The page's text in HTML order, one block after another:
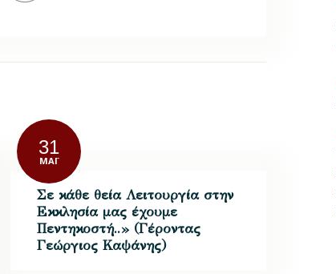
31
ΜΆΙ
Σε κάθε θεία Λειτουργία στην
Εκκλησία μας έχουμε
Πεντηκοστή..» (Γέροντας
Γεώργιος Καψάνης)